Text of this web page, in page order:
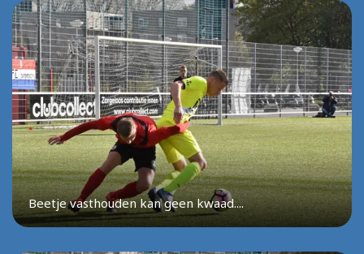
Beetje vasthouden kan geen kwaad....